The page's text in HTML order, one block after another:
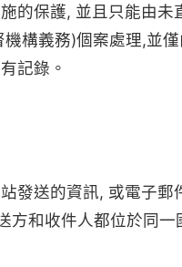
的保護, 並且只能由未
構義務)個案處理,並
記錄。
發送的資訊, 或電子郵
方和收件人都位於同一